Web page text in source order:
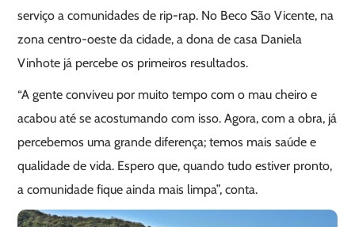
serviço a comunidades de rip-rap. No Beco São Vicente, na
zona centro-oeste da cidade, a dona de casa Daniela
Vinhote já percebe os primeiros resultados.
“A gente conviveu por muito tempo com o mau cheiro e
acabou até se acostumando com isso. Agora, com a obra, já
percebemos uma grande diferença; temos mais saúde e
qualidade de vida. Espero que, quando tudo estiver pronto,
a comunidade fique ainda mais limpa”, conta.